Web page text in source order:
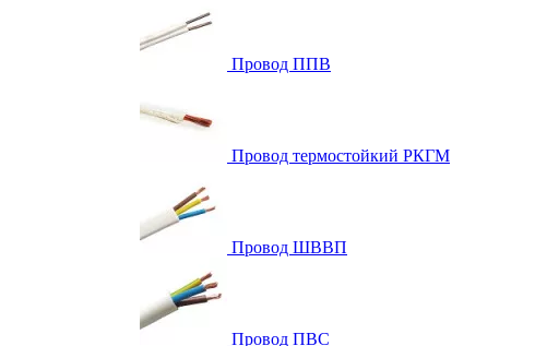
Провод ППВ
Провод термостойкий РКГМ
Провод ШВВП
Провод ПВС